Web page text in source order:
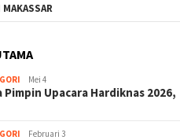
MAKASSAR
Mei 4
Upacara Hardiknas 2026,
Februari 3